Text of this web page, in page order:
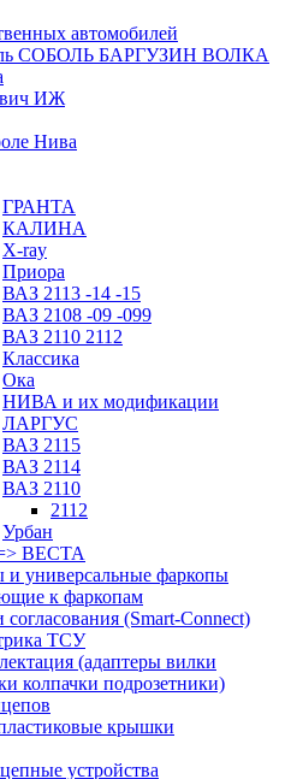
автомобилей
СОБОЛЬ БАРГУЗИН ВОЛКА
ИЖ
Нива
ГРАНТА
КАЛИНА
X-ray
Приора
ВАЗ 2113 -14 -15
ВАЗ 2108 -09 -099
ВАЗ 2110 2112
Классика
Ока
НИВА и их модификации
ЛАРГУС
ВАЗ 2115
ВАЗ 2114
ВАЗ 2110
2112
Урбан
ВЕСТА
и универсальные фаркопы
к фаркопам
согласования (Smart-Connect)
ТСУ
(адаптеры вилки
колпачки подрозетники)
крышки
устройства